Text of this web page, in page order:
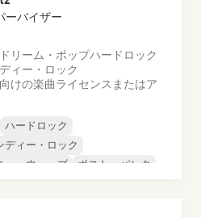
ーバイザー
ドリーム・ポップハードロック
ィー・ロック
けの楽曲ライセンスまたはア
ハードロック
ディー・ロック
ューウェーブ
ポスト・パンク